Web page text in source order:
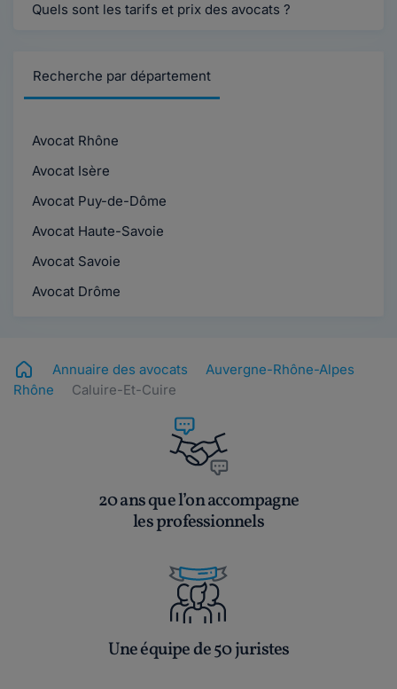
Quels sont les tarifs et prix des avocats ?
Recherche par département
Avocat Rhône
Avocat Isère
Avocat Puy-de-Dôme
Avocat Haute-Savoie
Avocat Savoie
Avocat Drôme
Annuaire des avocats
Auvergne-Rhône-Alpes
Rhône
Caluire-Et-Cuire
20 ans que l’on accompagne
les professionnels
Une équipe de 50 juristes